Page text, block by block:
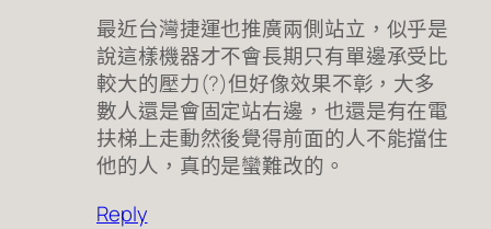
最近台灣捷運也推廣兩側站立，似乎是
說這樣機器才不會長期只有單邊承受比
較大的壓力(?)但好像效果不彰，大多
數人還是會固定站右邊，也還是有在電
扶梯上走動然後覺得前面的人不能擋住
他的人，真的是蠻難改的。
Reply